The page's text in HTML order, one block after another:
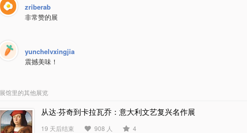
zriberab
非常赞的展
yunchelvxingjia
震撼美味！
展馆里的其他展览
从达·芬奇到卡拉瓦乔：意大利文艺复兴名作展
19 天后结束 908 人
4